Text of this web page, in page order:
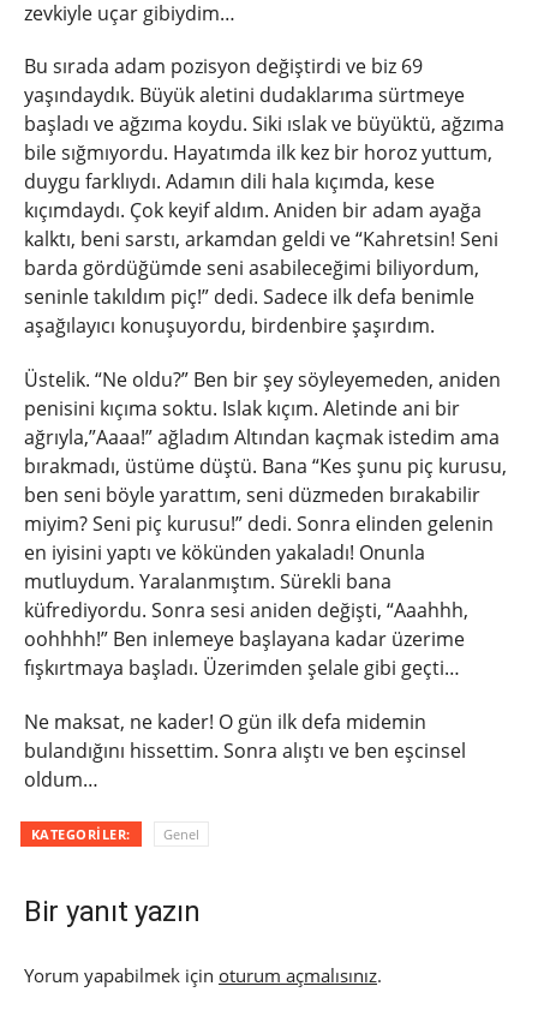
zevkiyle uçar gibiydim…
Bu sırada adam pozisyon değiştirdi ve biz 69
yaşındaydık. Büyük aletini dudaklarıma sürtmeye
başladı ve ağzıma koydu. Siki ıslak ve büyüktü, ağzıma
bile sığmıyordu. Hayatımda ilk kez bir horoz yuttum,
duygu farklıydı. Adamın dili hala kıçımda, kese
kıçımdaydı. Çok keyif aldım. Aniden bir adam ayağa
kalktı, beni sarstı, arkamdan geldi ve “Kahretsin! Seni
barda gördüğümde seni asabileceğimi biliyordum,
seninle takıldım piç!” dedi. Sadece ilk defa benimle
aşağılayıcı konuşuyordu, birdenbire şaşırdım.
Üstelik. “Ne oldu?” Ben bir şey söyleyemeden, aniden
penisini kıçıma soktu. Islak kıçım. Aletinde ani bir
ağrıyla,”Aaaa!” ağladım Altından kaçmak istedim ama
bırakmadı, üstüme düştü. Bana “Kes şunu piç kurusu,
ben seni böyle yarattım, seni düzmeden bırakabilir
miyim? Seni piç kurusu!” dedi. Sonra elinden gelenin
en iyisini yaptı ve kökünden yakaladı! Onunla
mutluydum. Yaralanmıştım. Sürekli bana
küfrediyordu. Sonra sesi aniden değişti, “Aaahhh,
oohhhh!” Ben inlemeye başlayana kadar üzerime
fışkırtmaya başladı. Üzerimden şelale gibi geçti…
Ne maksat, ne kader! O gün ilk defa midemin
bulandığını hissettim. Sonra alıştı ve ben eşcinsel
oldum…
KATEGORILER: Genel
Bir yanıt yazın
Yorum yapabilmek için oturum açmalısınız.